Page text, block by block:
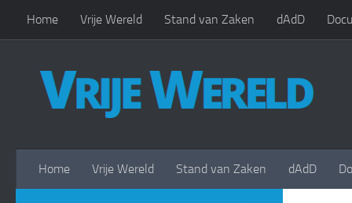
Doorgaan naar inhoud
Home Vrije Wereld Stand van Zaken dAdD
Home Vrije Wereld Stand van Zaken dAdD